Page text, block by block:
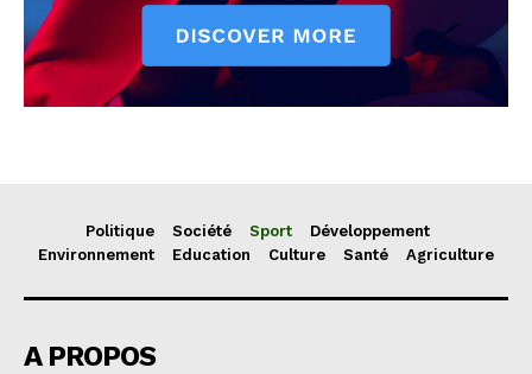
Politique Société Sport
Développement
Environnement
Education Culture Santé Agriculture
A PROPOS